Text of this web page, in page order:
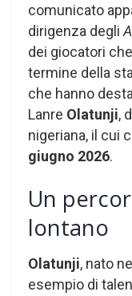
comunicato
dirigenza degli
dei giocatori
termine della
che hanno
Lanre Olatunji,
nigeriana, il cui
giugno 2026.
Un
lontano
Olatunji, nato nel
esempio di